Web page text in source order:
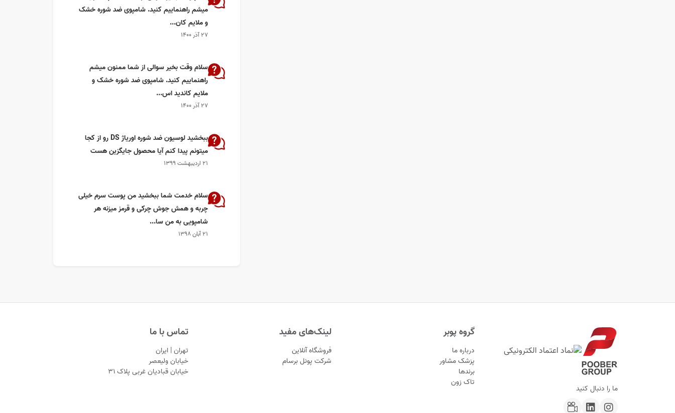
میشم راهنماییم کنید. شامپوی ضد شوره خشک
و ملایم کان...
۲۷ آذر ۱۴۰۰
سلام وقت بخیر سوالی از شما ممنون میشم
راهنماییم کنید. شامپوی ضد شوره خشک و
ملایم کاندید اس...
۲۷ آذر ۱۴۰۰
ببخشید لوسیون ضد شوره اوریاژ DS رو از کجا
میتونم پیدا کنم آیا محصول جایگزین هست
۲۱ اردیبهشت ۱۳۹۹
سلام خدمت شما ببخشید من پوست سرم خیلی
چربه و همش جوش چرکی و قرمز میزنه هر
شامپویی به من سا...
۲۱ آبان ۱۳۹۸
ما را دنبال کنید
گروه پوبر
درباره ما
پزشک مشاور
برندها
تاک زون
لینک‌های مفید
فروشگاه آنلاین
شرکت پونل برسام
تماس با ما
تهران | ایران
خیابان ولیعصر
خیابان قبادیان غربی پلاک ۳۱